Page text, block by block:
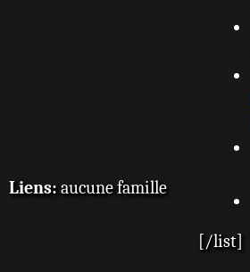
Liens: aucune famille
[/list]